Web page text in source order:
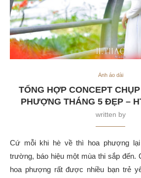
Ảnh áo dài
TỔNG HỢP CONCEPT
PHƯỢNG THÁNG 5 ĐẸP –
written by
Cứ mỗi khi hè về thì hoa phượng
trường, báo hiệu một mùa thi sắp đến.
hoa phượng rất được nhiều bạn trẻ